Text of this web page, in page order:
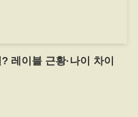
레이블 근황·나이 차이